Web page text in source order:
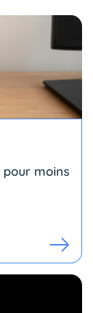
pour moins